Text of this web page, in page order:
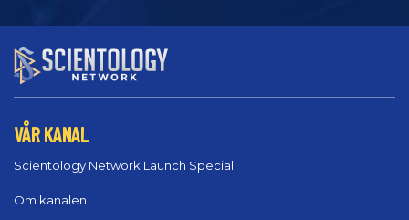
VÅR KANAL
Scientology Network Launch Special
Om kanalen